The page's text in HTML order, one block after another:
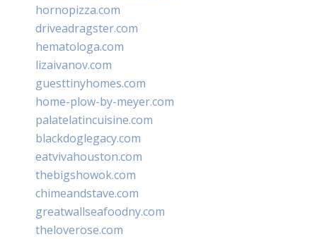
hornopizza.com
driveadragster.com
hematologa.com
lizaivanov.com
guesttinyhomes.com
home-plow-by-meyer.com
palatelatincuisine.com
blackdoglegacy.com
eatvivahouston.com
thebigshowok.com
chimeandstave.com
greatwallseafoodny.com
theloverose.com